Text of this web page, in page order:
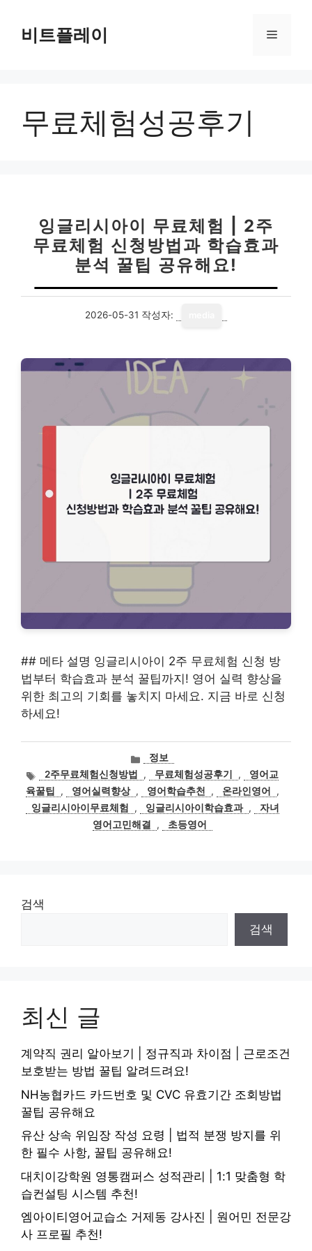
비트플레이 메
무료체험성공후기
잉글리시아이 무료체험 | 2주
무료체험 신청방법과 학습효과
분석 꿀팁 공유해요!
2026-05-31 작성자:
## 메타 설명 잉글리시아이 2주 무료체험 신청 방
법부터 학습효과 분석 꿀팁까지! 영어 실력 향상을
위한 최고의 기회를 놓치지 마세요. 지금 바로 신청
하세요!
카
고
리
정보
태
그
2주무료체험신청방법 , 무료체험성공후기 ,
영어교
육꿀팁
, 영어실력향상 , 영어학습추천 , 온라인영어
,
잉글리시아이무료체험
, 잉글리시아이학습효과 ,
자녀
영어고민해결
, 초등영어
검색
검색
최신 글
계약직 권리 알아보기 | 정규직과 차이점 | 근로조건
보호받는 방법 꿀팁 알려드려요!
NH농협카드 카드번호 및 CVC 유효기간 조회방법
꿀팁 공유해요
유산 상속 위임장 작성 요령 | 법적 분쟁 방지를 위
한 필수 사항, 꿀팁 공유해요!
대치이강학원 영통캠퍼스 성적관리 | 1:1 맞춤형 학
습컨설팅 시스템 추천!
엠아이티영어교습소 거제동 강사진 | 원어민 전문강
사 프로필 추천!